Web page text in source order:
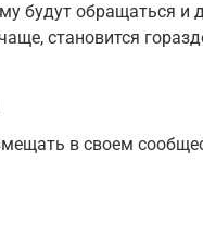
будут обращаться и
становится
в своем